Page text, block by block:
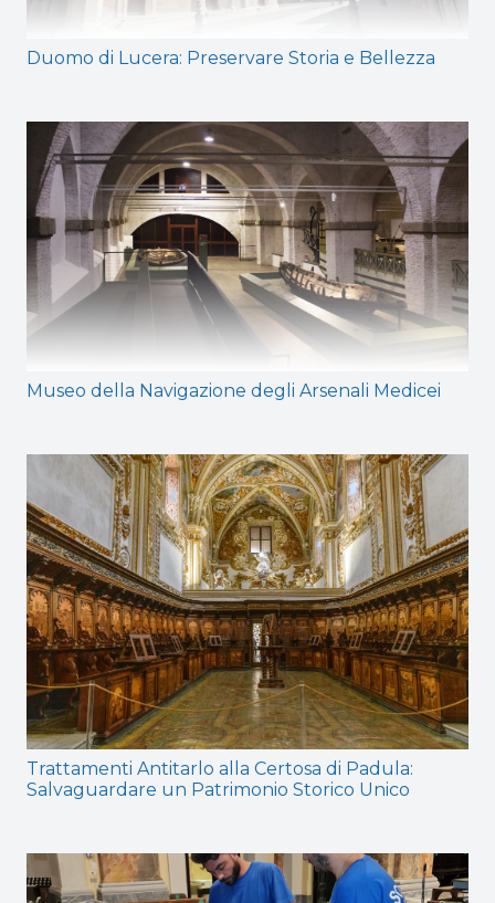
Duomo di Lucera: Preservare Storia e Bellezza
Museo della Navigazione degli Arsenali Medicei
Trattamenti Antitarlo alla Certosa di Padula:
Salvaguardare un Patrimonio Storico Unico